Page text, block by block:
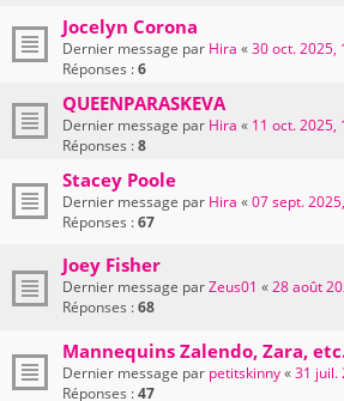
Jocelyn Corona
Dernier message par Hira «30 oct. 2025,
Réponses :6
QUEENPARASKEVA
Dernier message par Hira « 11 oct. 2025,
Réponses :8
Stacey Poole
Dernier message par Hira «07 sept.
Réponses :67
Joey Fisher
Dernier message parZeus01 «28 août
Réponses :68
Mannequins Zalendo, Zara,
Dernier message par petitskinny«31 juil.
Réponses :47